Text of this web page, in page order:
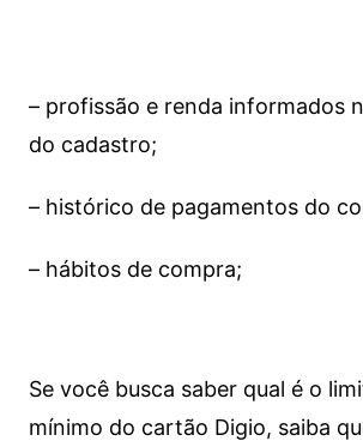
– profissão e renda informados
do cadastro;
– histórico de pagamentos do
– hábitos de compra;
Se você busca saber qual é o
mínimo do cartão Digio, saiba